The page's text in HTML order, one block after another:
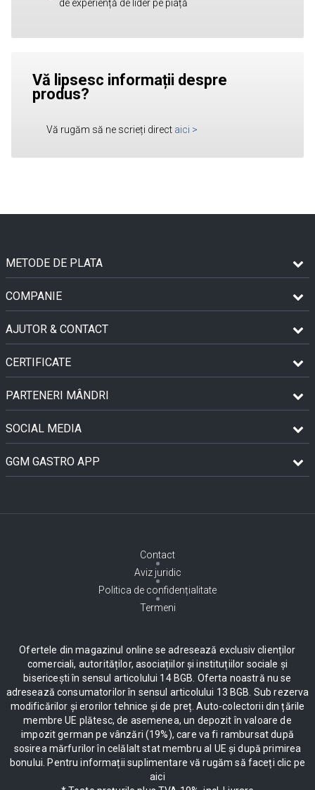
de experiență de lider pe piață
Vă lipsesc informații despre
produs?
Vă rugăm să ne scrieți direct aici >
METODE DE PLATA
COMPANIE
AJUTOR & CONTACT
CERTIFICATE
PARTENERI MÂNDRI
SOCIAL MEDIA
GGM GASTRO APP
Contact
Aviz juridic
Politica de confidențialitate
Termeni
Ofertele din magazinul online se adresează exclusiv clienților
comerciali, autorităților, asociațiilor și instituțiilor sociale și
bisericești în sensul articolului 14 BGB. Oferta noastră nu se
adresează consumatorilor în sensul articolului 13 BGB. Sub rezerva
modificărilor și erorilor tehnice și de preț. Auto-colectorii din țările
membre UE plătesc, de asemenea, un depozit în valoare de
impozit german pe vânzări (19%), care va fi rambursat după
sosirea mărfurilor în celălalt stat membru al UE și după primirea
bonului. Pentru informații suplimentare vă rugăm să faceți clic pe
aici